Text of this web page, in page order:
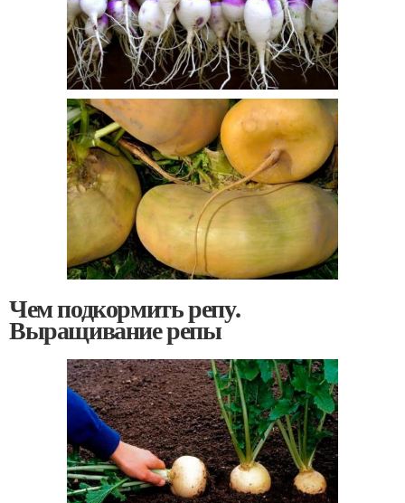
Чем подкормить репу.
Выращивание репы